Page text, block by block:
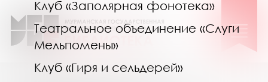
Клуб «Заполярная фонотека»
Театральное объединение «Слуги
Мельпомены»
Клуб «Гиря и сельдерей»